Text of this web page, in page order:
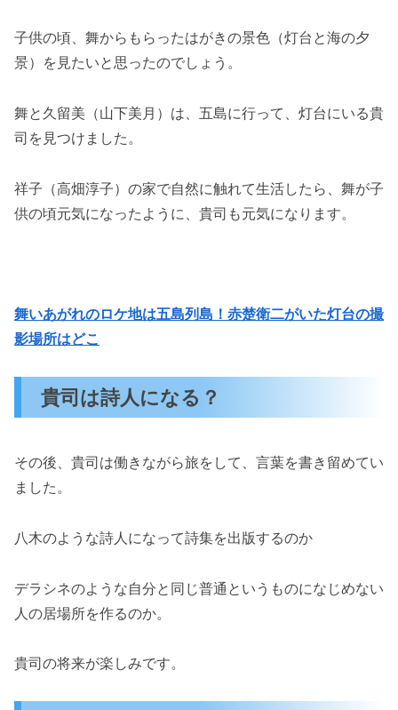
子供の頃、舞からもらったはがきの景色（灯台と海の夕
景）を見たいと思ったのでしょう。
舞と久留美（山下美月）は、五島に行って、灯台にいる貴
司を見つけました。
祥子（高畑淳子）の家で自然に触れて生活したら、舞が子
供の頃元気になったように、貴司も元気になります。
舞いあがれのロケ地は五島列島！赤楚衛二がいた灯台の撮
影場所はどこ
貴司は詩人になる？
その後、貴司は働きながら旅をして、言葉を書き留めてい
ました。
八木のような詩人になって詩集を出版するのか
デラシネのような自分と同じ普通というものになじめない
人の居場所を作るのか。
貴司の将来が楽しみです。